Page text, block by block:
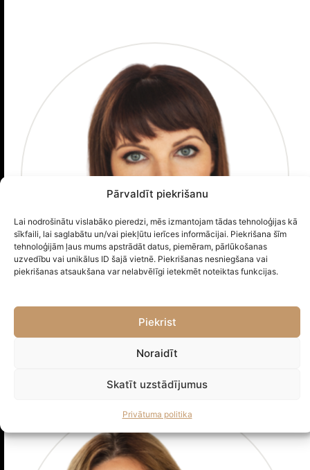
Pārvaldīt piekrišanu
Lai nodrošinātu vislabāko pieredzi, mēs izmantojam tādas tehnoloģijas kā
sīkfaili, lai saglabātu un/vai piekļūtu ierīces informācijai. Piekrišana šīm
tehnoloģijām ļaus mums apstrādāt datus, piemēram, pārlūkošanas
uzvedību vai unikālus ID šajā vietnē. Piekrišanas nesniegšana vai
piekrišanas atsaukšana var nelabvēlīgi ietekmēt noteiktas funkcijas.
Piekrist
Noraidīt
Skatīt uzstādījumus
Privātuma politika
PARTNERE